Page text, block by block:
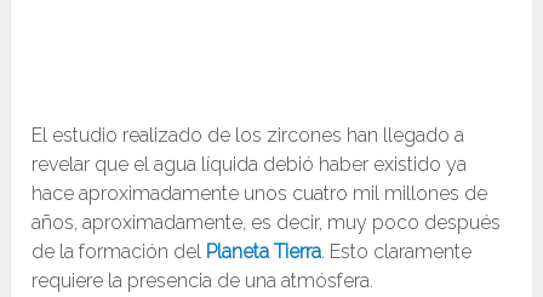
El estudio realizado de los zircones han llegado a
revelar que el agua líquida debió haber existido ya
hace aproximadamente unos cuatro mil millones de
años, aproximadamente, es decir, muy poco después
de la formación del Planeta Tierra. Esto claramente
requiere la presencia de una atmósfera.